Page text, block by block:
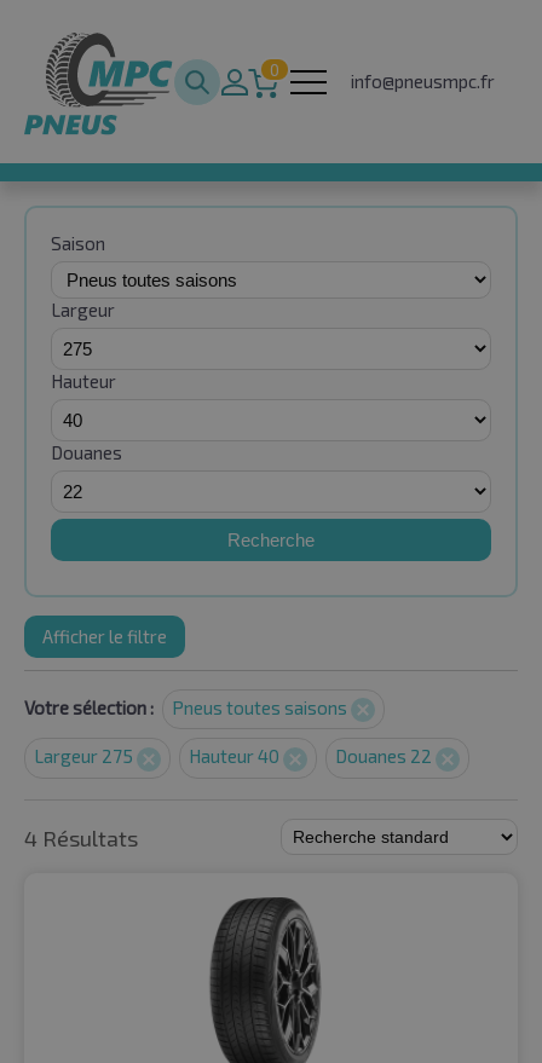
0
info@pneusmpc.fr
Saison
Largeur
Hauteur
Douanes
Recherche
Afficher le filtre
Votre sélection : Pneus toutes saisons
Largeur 275 Hauteur 40 Douanes 22
4 Résultats